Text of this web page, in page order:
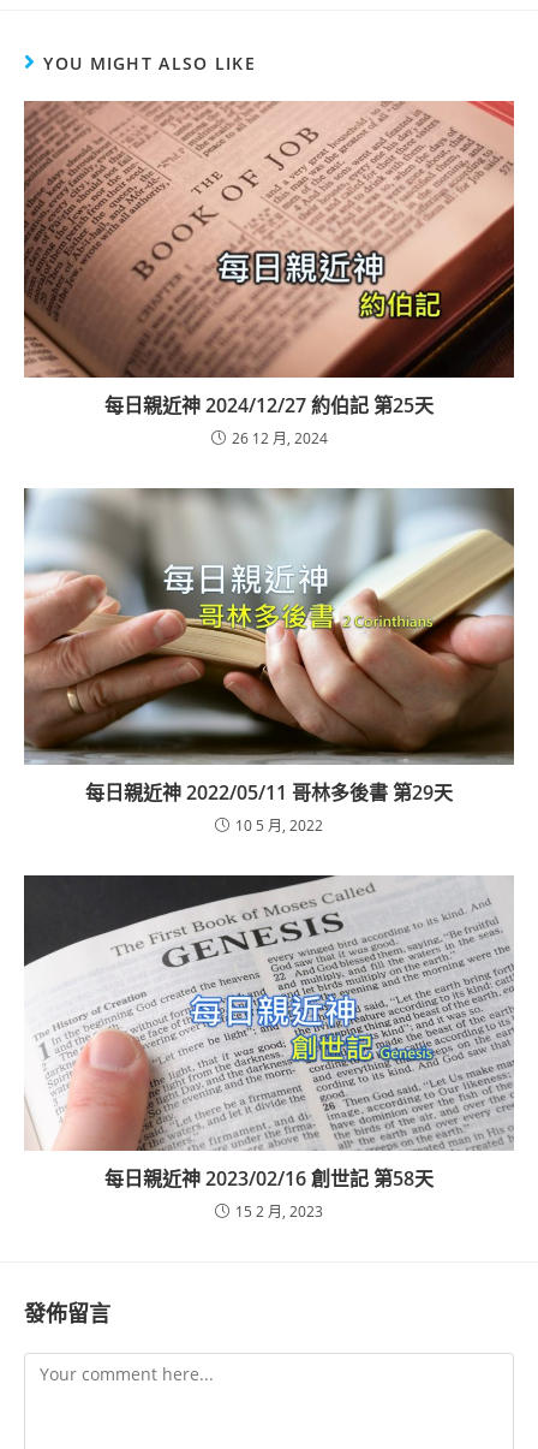
YOU MIGHT ALSO LIKE
每日親近神 2024/12/27 約伯記 第25天
26 12 月, 2024
每日親近神 2022/05/11 哥林多後書 第29天
10 5 月, 2022
每日親近神 2023/02/16 創世記 第58天
15 2 月, 2023
發佈留言